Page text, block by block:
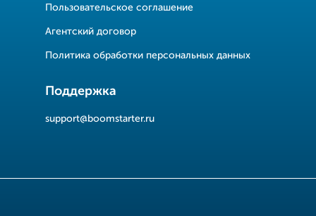
Пользовательское соглашение
Агентский договор
Политика обработки персональных данных
Поддержка
support@boomstarter.ru